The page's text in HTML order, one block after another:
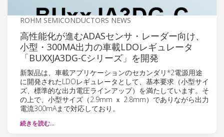
ROHM SEMICONDUCTORS NEWS
高性能化が進むADASセンサ・レーダー向け、
小型・300MA出力の車載LDOレギュレータ
「BUXXJA3DG-Cシリーズ」を開発
新製品は、車載アプリケーションのセカンダリ*2電源用途
に開発されたLDOレギュレータとして、基本要求（小型サイ
ズ、標準的な出力電圧ラインアップ）を満たしています。そ
の上で、小型サイズ（2.9mm ｘ 2.8mm）でありながら出力
電流300mAまで対応しており。
続きを読む…